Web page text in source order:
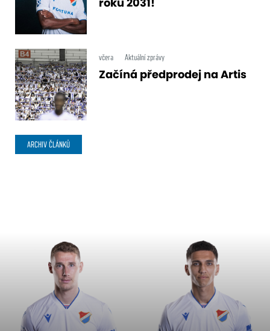
včera Aktuální zprávy
Začíná předprodej na Artis
ARCHIV ČLÁNKŮ